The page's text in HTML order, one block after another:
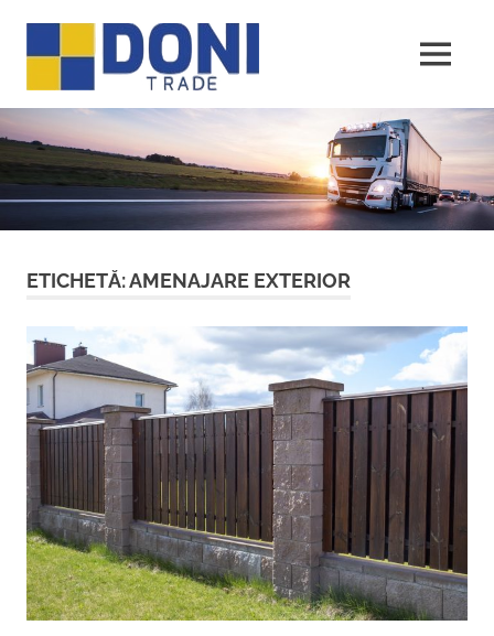
conținut
MENU
ETICHETĂ:AMENAJARE EXTERIOR